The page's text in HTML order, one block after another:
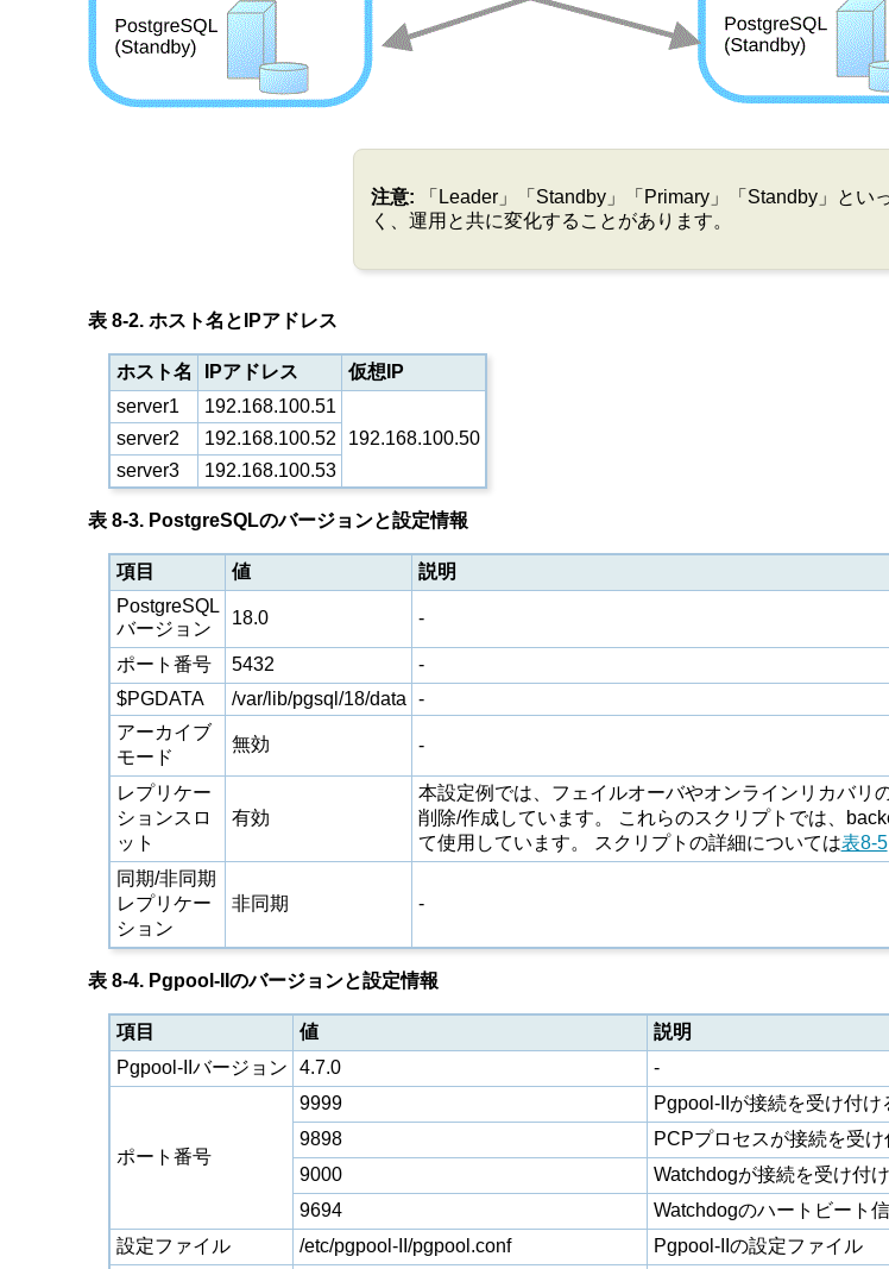
注意:
「Leader」「Standby」「Primary」「Standby」とい
く、運用と共に変化することがあります。
表 8-2. ホスト名とIPアドレス
ホスト名 IPアドレス
仮想IP
server1
192.168.100.51
192.168.100.50
server2
192.168.100.52
server3
192.168.100.53
表 8-3. PostgreSQLのバージョンと設定情報
項目 値
説明
PostgreSQL
バージョン
18.0 -
ポート番号 5432
-
$PGDATA
/var/lib/pgsql/18/data
-
アーカイブ
モード
無効 -
レプリケー
ションスロ
ット
有効
本設定例では、フェイルオーバやオンラインリカバリ
削除/作成しています。 これらのスクリプトでは、
て使用しています。 スクリプトの詳細については表8-5
同期/非同期
レプリケー
ション
非同期 -
表 8-4. Pgpool-IIのバージョンと設定情報
項目 値
説明
Pgpool-IIバージョン
4.7.0 -
ポート番号
9999
Pgpool-IIが接続を受け付け
9898
PCPプロセスが接続を受
9000
Watchdogが接続を受け付
9694
Watchdogのハートビート
設定ファイル
/etc/pgpool-II/pgpool.conf
Pgpool-IIの設定ファイル